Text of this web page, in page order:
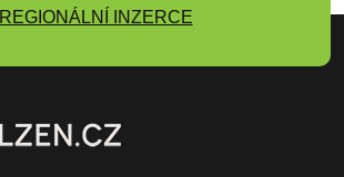
REGIONÁLNÍ INZERCE